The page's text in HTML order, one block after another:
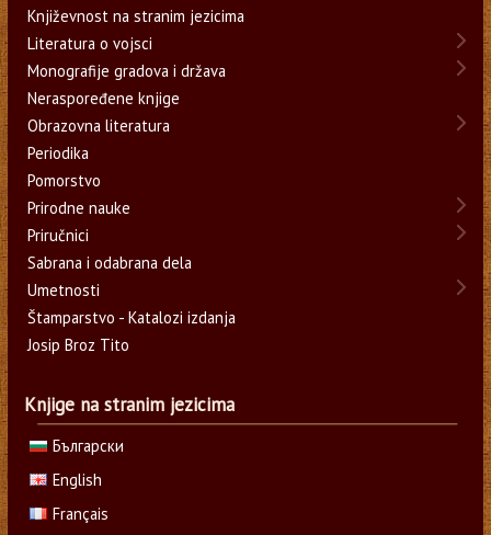
Književnost na stranim jezicima
Literatura o vojsci
Monografije gradova i država
Neraspoređene knjige
Obrazovna literatura
Periodika
Pomorstvo
Prirodne nauke
Priručnici
Sabrana i odabrana dela
Umetnosti
Štamparstvo - Katalozi izdanja
Josip Broz Tito
Knjige na stranim jezicima
Български
English
Français